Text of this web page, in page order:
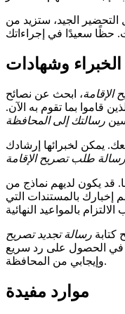
التحضير الجيد، ستزيد من
وشهادات
الإقامة، ابحث عن نصائح
قاموا بما تقوم به الآن.
رسالتك إلى المحافظة
يمكن لخبرائها إرشادك
رسالة طلب تصريح الإقامة
قد يكون لديهم نماذج من
إخبارك بالمستندات التي
كتابة رسالة تجديد تصريح
الحصول على رد سريع
وإيجابي من المحافظة.
موارد مفيدة